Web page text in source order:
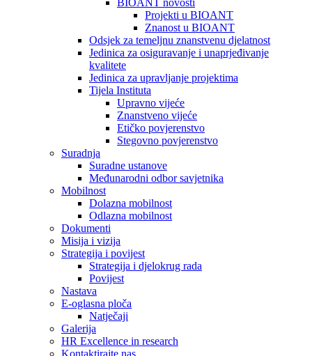
BIOANT novosti
Projekti u BIOANT
Znanost u BIOANT
Odsjek za temeljnu znanstvenu djelatnost
Jedinica za osiguravanje i unaprjeđivanje
kvalitete
Jedinica za upravljanje projektima
Tijela Instituta
Upravno vijeće
Znanstveno vijeće
Etičko povjerenstvo
Stegovno povjerenstvo
Suradnja
Suradne ustanove
Međunarodni odbor savjetnika
Mobilnost
Dolazna mobilnost
Odlazna mobilnost
Dokumenti
Misija i vizija
Strategija i povijest
Strategija i djelokrug rada
Povijest
Nastava
E-oglasna ploča
Natječaji
Galerija
HR Excellence in research
Kontaktirajte nas